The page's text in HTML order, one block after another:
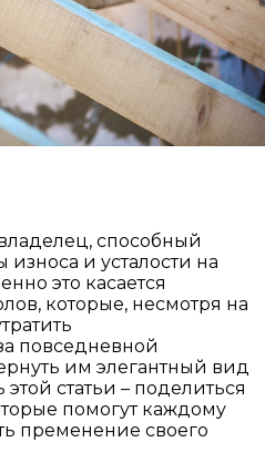
способный
износа и усталости на
это касается
которые, несмотря на
повседневной
им элегантный вид
статьи – поделиться
помогут каждому
пременение своего